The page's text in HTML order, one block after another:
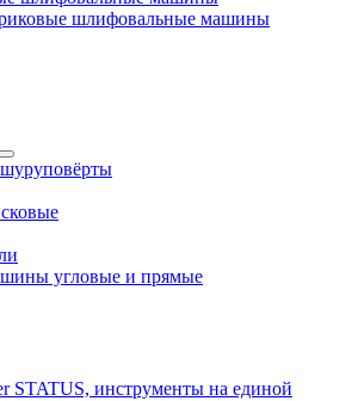
шлифовальные машины
угловые и прямые
STATUS, инструменты на единой